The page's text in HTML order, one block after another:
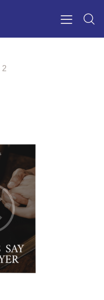
2